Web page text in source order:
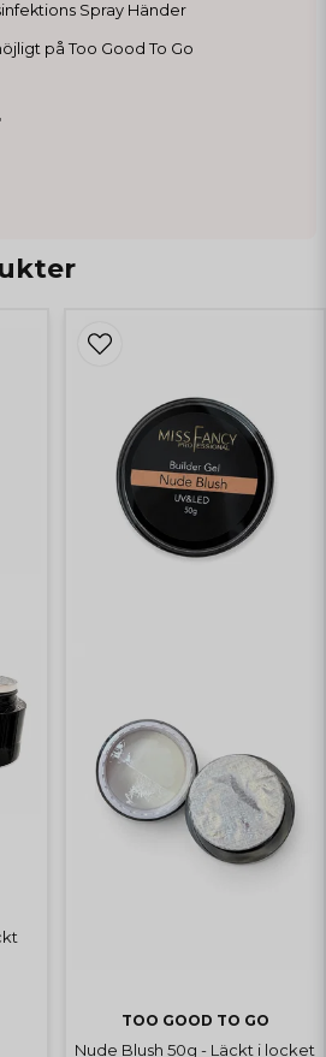
Spray Händer
på Too Good To Go
TOO GOOD TO GO
Nude Blush 50g - Läckt i locket